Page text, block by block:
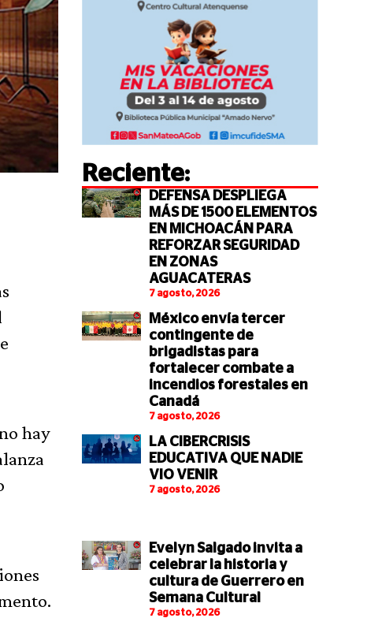
hay
Reciente:
DEFENSA DESPLIEGA
MÁS DE 1500 ELEMENTOS
EN MICHOACÁN PARA
REFORZAR SEGURIDAD
EN ZONAS
AGUACATERAS
7 agosto, 2026
México envía tercer
contingente de
brigadistas para
fortalecer combate a
incendios forestales en
Canadá
7 agosto, 2026
LA CIBERCRISIS
EDUCATIVA QUE NADIE
VIO VENIR
7 agosto, 2026
Evelyn Salgado invita a
celebrar la historia y
cultura de Guerrero en
Semana Cultural
7 agosto, 2026